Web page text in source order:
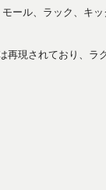
ール、ラック、キ
現されており、ラ